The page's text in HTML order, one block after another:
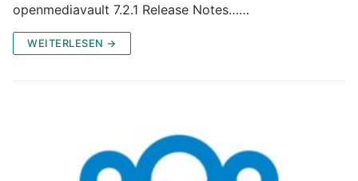
openmediavault 7.2.1 Release Notes……
WEITERLESEN →